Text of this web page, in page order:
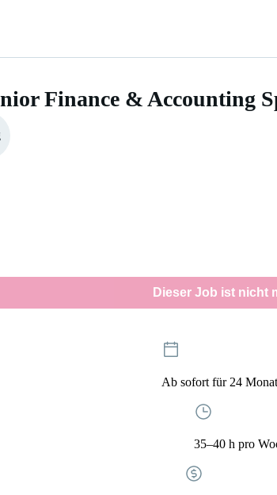
Finance & Accounting
& Accounting Specialist (m/w/d)
Dieser Job ist nicht
Ab sofort für 24
35–40 h pro